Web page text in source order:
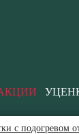
с подогревом